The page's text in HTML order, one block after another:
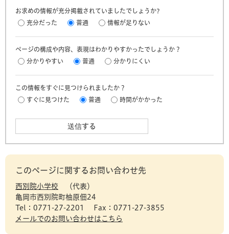
お求めの情報が充分掲載されていましたでしょうか?
充分だった
普通 情報が足りない
ページの構成や内容、表現はわかりやすかったでしょうか？
分かりやすい
普通 分かりにくい
この情報をすぐに見つけられましたか？
すぐに見つけた
普通 時間がかかった
このページに関するお問い合わせ先
西別院小学校
代表
亀岡市西別院町柚原佃24
Tel：0771-27-2201
Fax：0771-27-3855
メールでのお問い合わせはこちら